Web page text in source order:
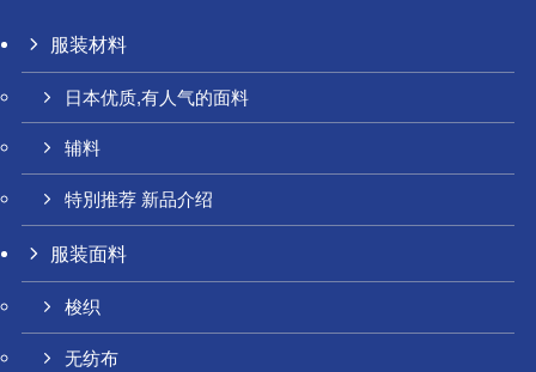
服装材料
日本优质,有人气的面料
辅料
特別推荐 新品介绍
服装面料
梭织
无纺布